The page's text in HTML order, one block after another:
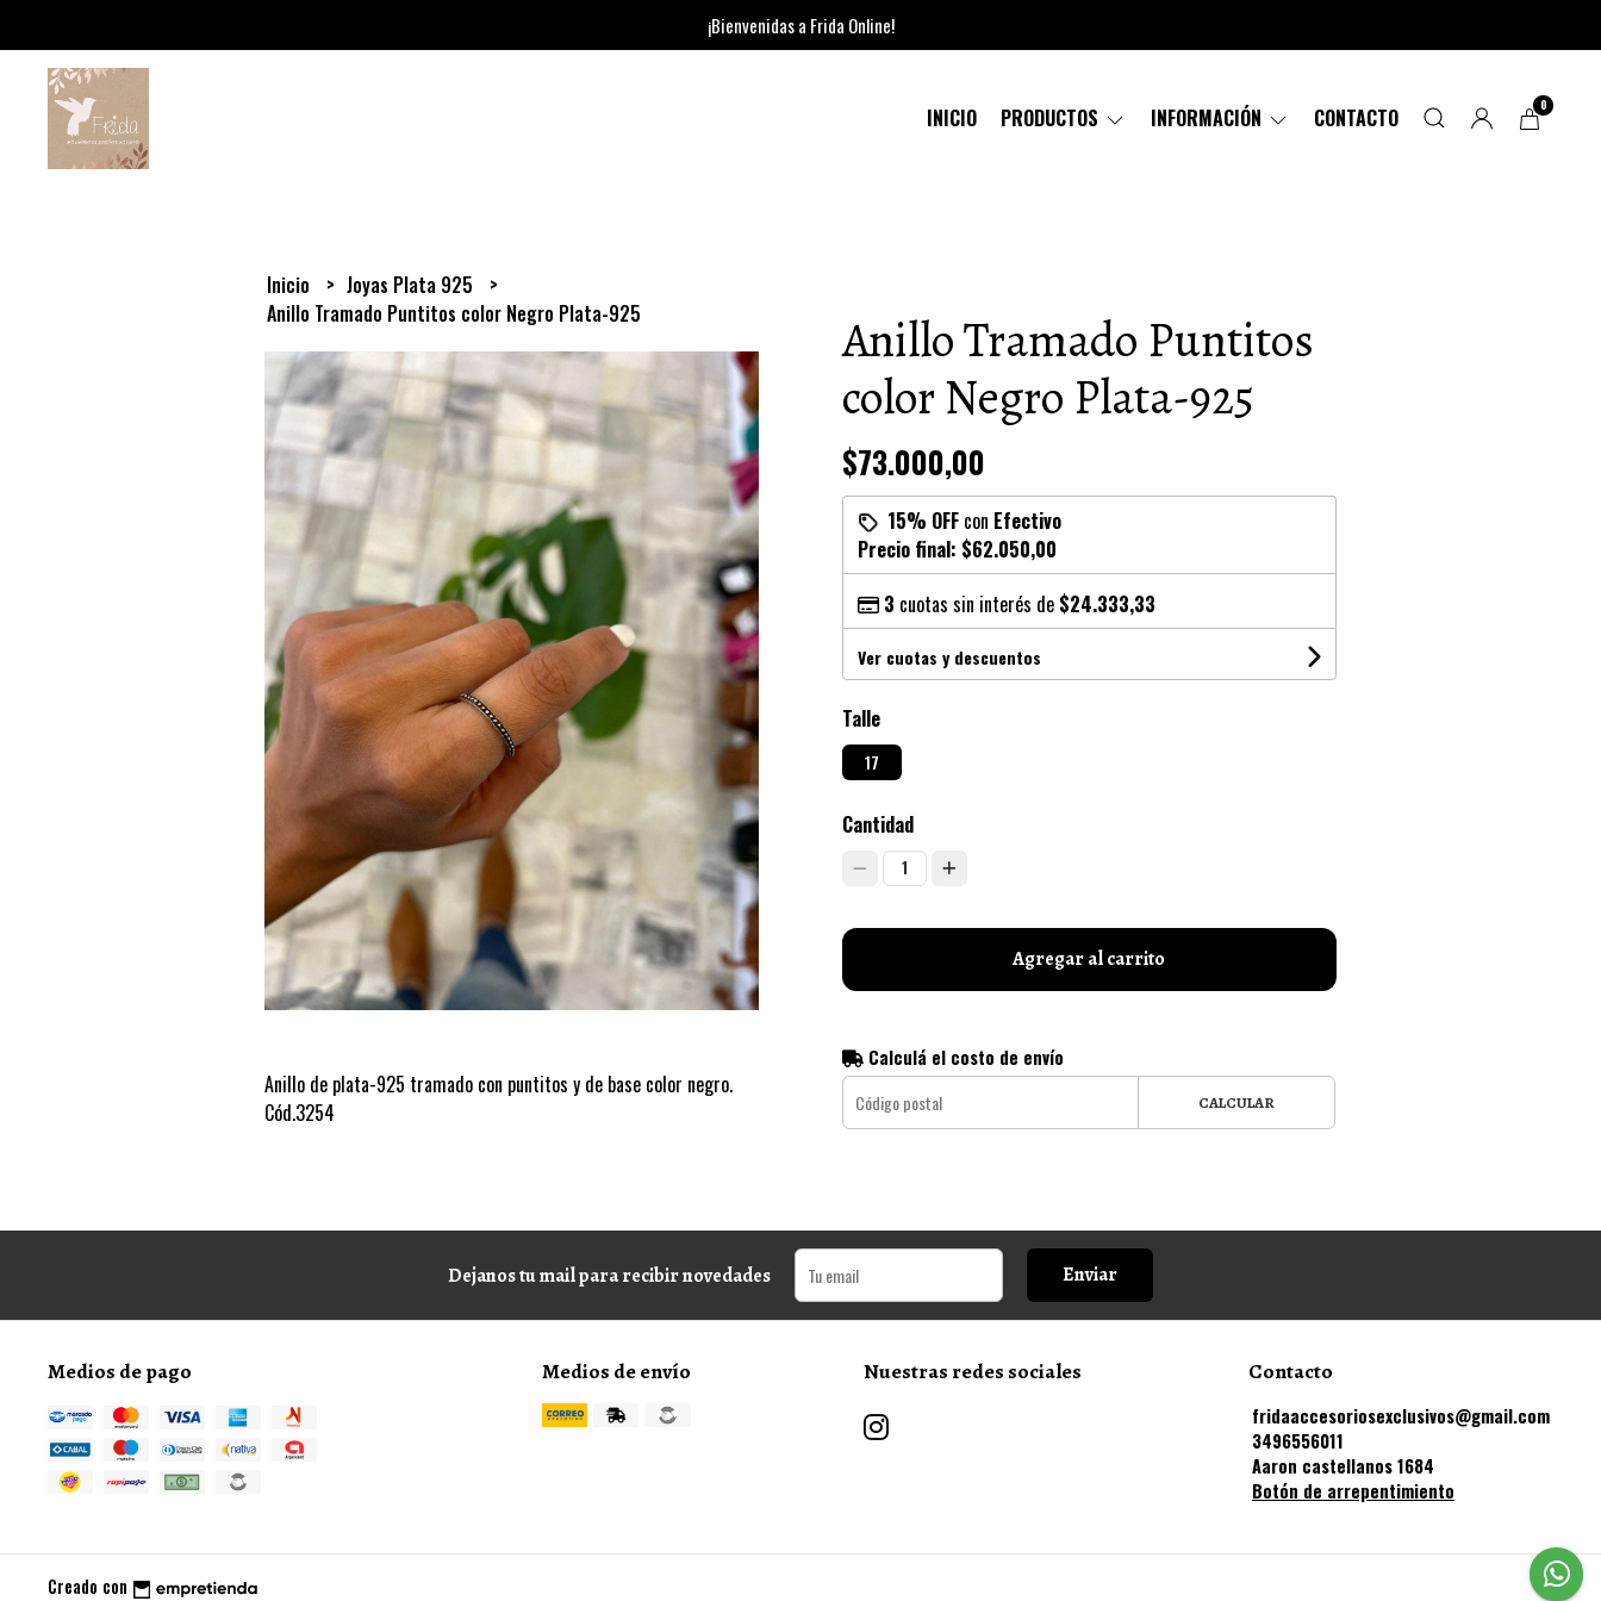
¡Bienvenidas a Frida Online!
INICIO PRODUCTOS INFORMACIÓN CONTACTO 0
Inicio
Joyas Plata 925
Anillo Tramado Puntitos color Negro Plata-925
Anillo de plata-925 tramado con puntitos y de base color negro.
Cód.3254
Anillo Tramado Puntitos
color Negro Plata-925
$73.000,00
15% OFFcon Efectivo
Precio final: $62.050,00
3 cuotas sin interés de $24.333,33
Ver cuotas y descuentos
Talle
17
Cantidad
1
Agregar al carrito
Calculá el costo de envío
CALCULAR
Dejanos tu mail para recibir novedades Enviar
Medios de pago Medios de envío Nuestras redes sociales Contacto
fridaaccesoriosexclusivos@gmail.com
3496556011
Aaron castellanos 1684
Botón de arrepentimiento
Creado con